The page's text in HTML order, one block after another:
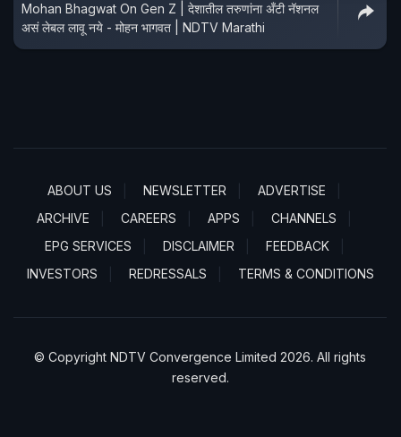
Mohan Bhagwat On Gen Z | देशातील तरुणांना अँटी नॅशनल
असं लेबल लावू नये - मोहन भागवत | NDTV Marathi
ABOUT US NEWSLETTER
ADVERTISE
ARCHIVE
CAREERS APPS
CHANNELS
EPG SERVICES
DISCLAIMER
FEEDBACK
INVESTORS
REDRESSALS TERMS & CONDITIONS
© Copyright NDTV Convergence Limited 2026. All rights
reserved.